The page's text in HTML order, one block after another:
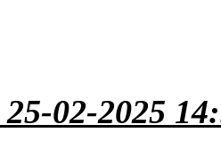
02-2025